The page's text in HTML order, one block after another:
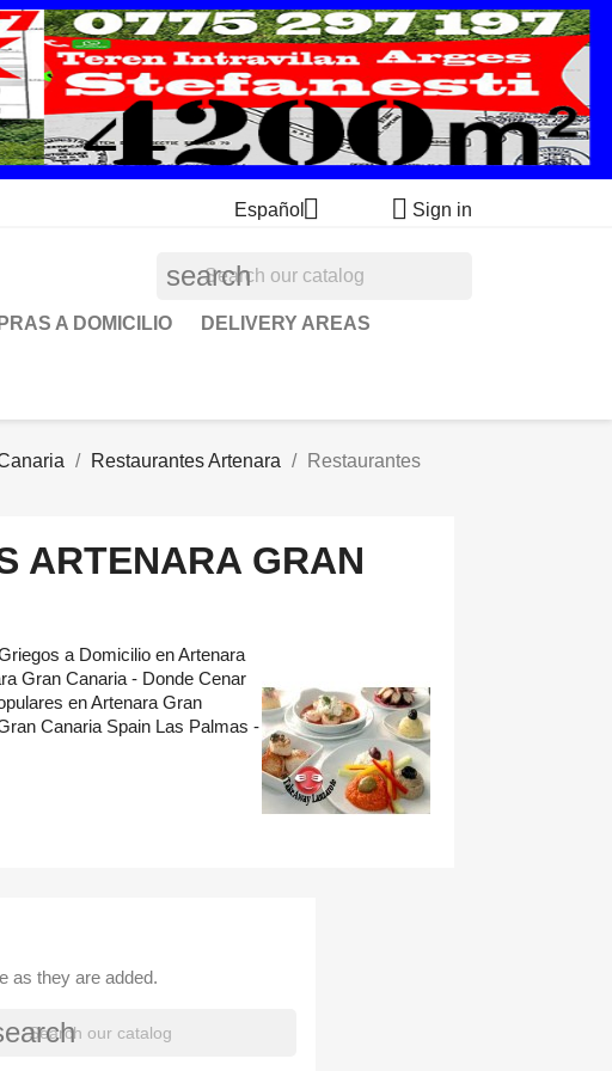
Español  Sign in
search
A DOMICILIO DELIVERY AREAS
Restaurantes Artenara
Restaurantes
ARTENARA GRAN
a Domicilio en Artenara
Gran Canaria - Donde Cenar
en Artenara Gran
Canaria Spain Las Palmas -
as they are added.